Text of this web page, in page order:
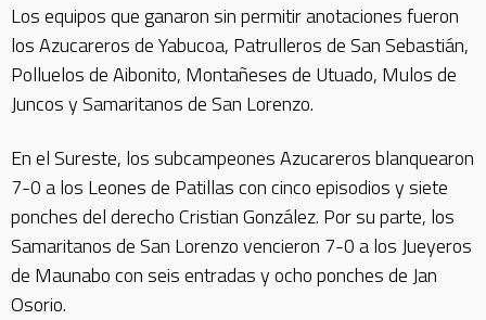
Los equipos que ganaron sin permitir anotaciones fueron
los Azucareros de Yabucoa, Patrulleros de San Sebastián,
Polluelos de Aibonito, Montañeses de Utuado, Mulos de
Juncos y Samaritanos de San Lorenzo.
En el Sureste, los subcampeones Azucareros blanquearon
7-0 a los Leones de Patillas con cinco episodios y siete
ponches del derecho Cristian González. Por su parte, los
Samaritanos de San Lorenzo vencieron 7-0 a los Jueyeros
de Maunabo con seis entradas y ocho ponches de Jan
Osorio.